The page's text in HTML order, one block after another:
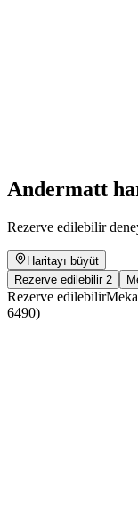
Andermatt
Rezerve edilebilir
Haritayı büyüt
Rezerve edilebilir 2
Rezerve edilebilir
6490)